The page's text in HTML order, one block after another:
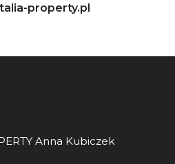
property.pl
Anna Kubiczek